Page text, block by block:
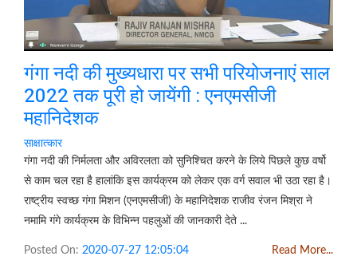
गंगा नदी की मुख्यधारा पर सभी परियोजनाएं साल
2022 तक पूरी हो जायेंगी : एनएमसीजी
महानिदेशक
साक्षात्कार
गंगा नदी की निर्मलता और अविरलता को सुनिश्चित करने के लिये पिछले कुछ वर्षो
से काम चल रहा है हालांकि इस कार्यक्रम को लेकर एक वर्ग सवाल भी उठा रहा है।
राष्ट्रीय स्वच्छ गंगा मिशन (एनएमसीजी) के महानिदेशक राजीव रंजन मिश्रा ने
नमामि गंगे कार्यक्रम के विभिन्न पहलुओं की जानकारी देते ...
Posted On: 2020-07-27 12:05:04 Read More...